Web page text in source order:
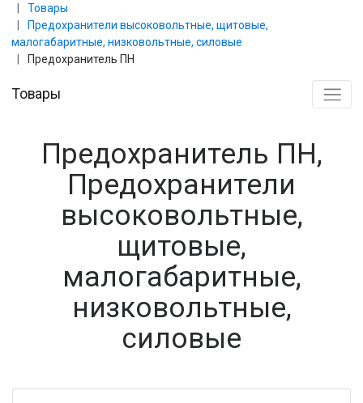
Товары
Предохранители высоковольтные, щитовые,
малогабаритные, низковольтные, силовые
Предохранитель ПН
Товары
Предохранитель ПН,
Предохранители
высоковольтные,
щитовые,
малогабаритные,
низковольтные,
силовые